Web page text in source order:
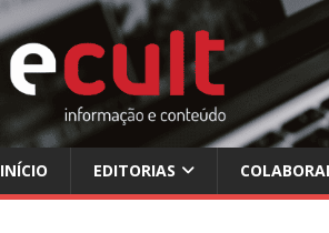
INÍCIO EDITORIAS